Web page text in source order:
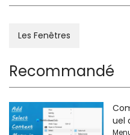
Les Fenêtres
Recommandé
uel